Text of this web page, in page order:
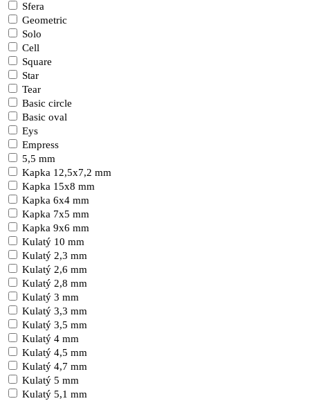
Sfera
Geometric
Solo
Cell
Square
Star
Tear
Basic circle
Basic oval
Eys
Empress
5,5 mm
Kapka 12,5x7,2 mm
Kapka 15x8 mm
Kapka 6x4 mm
Kapka 7x5 mm
Kapka 9x6 mm
Kulatý 10 mm
Kulatý 2,3 mm
Kulatý 2,6 mm
Kulatý 2,8 mm
Kulatý 3 mm
Kulatý 3,3 mm
Kulatý 3,5 mm
Kulatý 4 mm
Kulatý 4,5 mm
Kulatý 4,7 mm
Kulatý 5 mm
Kulatý 5,1 mm